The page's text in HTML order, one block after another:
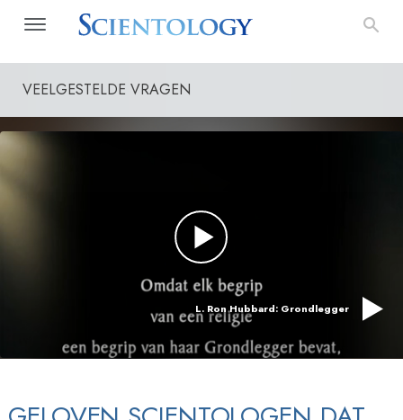
VEELGESTELDE VRAGEN
L. Ron Hubbard: Grondlegger